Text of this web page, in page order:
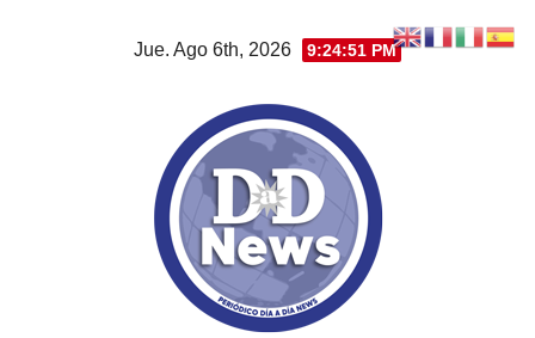
Jue. Ago 6th, 2026 9:24:52 PM